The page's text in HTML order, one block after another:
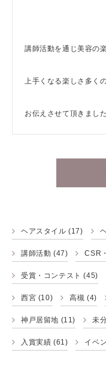
講師活動を通じ美容の
上手くなる楽しさ多く
お伝えさせて頂きました
ヘアスタイル (17)
講師活動 (47) CSR
受賞・コンテスト (45)
西宮 (10) 高槻 (4)
神戸居留地 (11) 未
入賞実績 (61) イベ